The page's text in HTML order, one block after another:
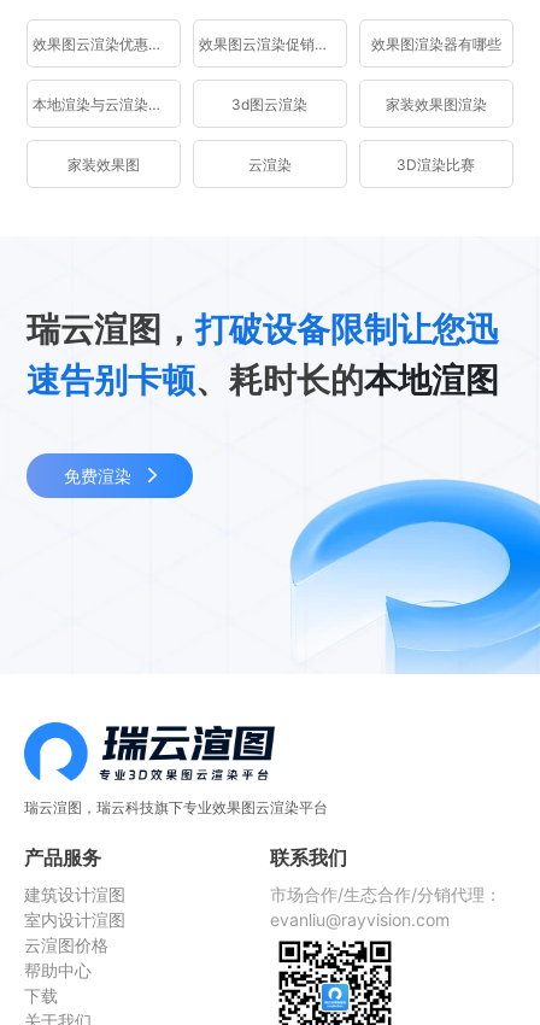
效果图云渲染优惠活动 效果图云渲染促销活动 效果图渲染器有哪些
本地渲染与云渲染区别 3d图云渲染 家装效果图渲染
家装效果图 云渲染 3D渲染比赛
瑞云渲图，打破设备限制让您迅
速告别卡顿、耗时长的本地渲图
免费渲染
瑞云渲图，瑞云科技旗下专业效果图云渲染平台
产品服务
建筑设计渲图
室内设计渲图
云渲图价格
帮助中心
下载
关于我们
联系我们
市场合作/生态合作/分销代理：
evanliu@rayvision.com